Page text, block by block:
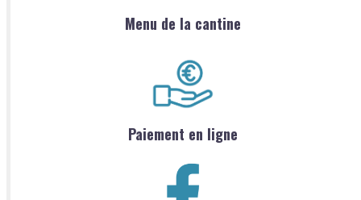
Menu de la cantine
Paiement en ligne